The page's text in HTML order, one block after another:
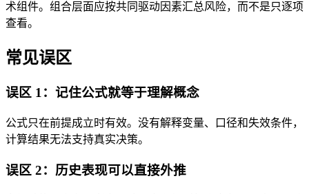
术组件。组合层面应按共同驱动因素汇总风险，而不是只逐项
查看。
常见误区
误区 1：记住公式就等于理解概念
公式只在前提成立时有效。没有解释变量、口径和失效条件，
计算结果无法支持真实决策。
误区 2：历史表现可以直接外推